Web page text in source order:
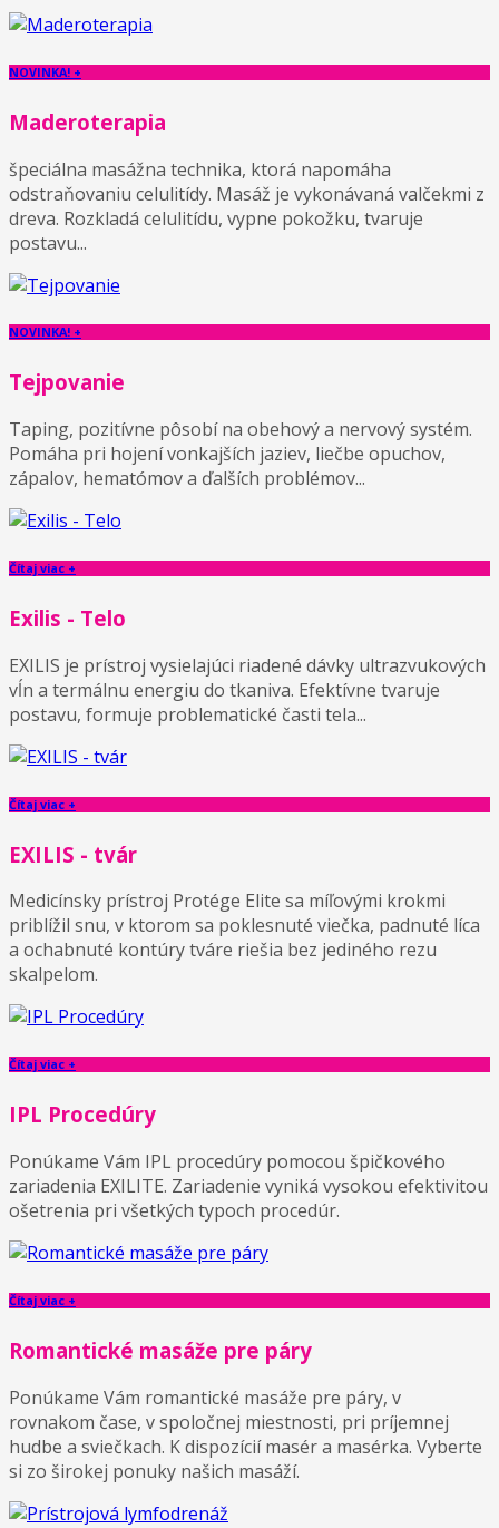
NOVINKA! +
Maderoterapia
špeciálna masážna technika, ktorá napomáha
odstraňovaniu celulitídy. Masáž je vykonávaná valčekmi z
dreva. Rozkladá celulitídu, vypne pokožku, tvaruje
postavu...
NOVINKA! +
Tejpovanie
Taping, pozitívne pôsobí na obehový a nervový systém.
Pomáha pri hojení vonkajších jaziev, liečbe opuchov,
zápalov, hematómov a ďalších problémov...
Čítaj viac +
Exilis - Telo
EXILIS je prístroj vysielajúci riadené dávky ultrazvukových
vĺn a termálnu energiu do tkaniva. Efektívne tvaruje
postavu, formuje problematické časti tela...
Čítaj viac +
EXILIS - tvár
Medicínsky prístroj Protége Elite sa míľovými krokmi
priblížil snu, v ktorom sa poklesnuté viečka, padnuté líca
a ochabnuté kontúry tváre riešia bez jediného rezu
skalpelom.
Čítaj viac +
IPL Procedúry
Ponúkame Vám IPL procedúry pomocou špičkového
zariadenia EXILITE. Zariadenie vyniká vysokou efektivitou
ošetrenia pri všetkých typoch procedúr.
Čítaj viac +
Romantické masáže pre páry
Ponúkame Vám romantické masáže pre páry, v
rovnakom čase, v spoločnej miestnosti, pri príjemnej
hudbe a sviečkach. K dispozícií masér a masérka. Vyberte
si zo širokej ponuky našich masáží.